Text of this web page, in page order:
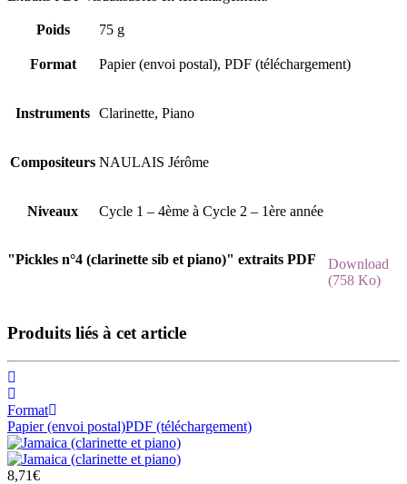
Poids 75 g
Format Papier (envoi postal), PDF (téléchargement)
Instruments Clarinette, Piano
Compositeurs NAULAIS Jérôme
Niveaux Cycle 1 – 4ème à Cycle 2 – 1ère année
"Pickles n°4 (clarinette sib et piano)" extraits PDF
Download
(758 Ko)
Produits liés à cet article
Format
Papier (envoi postal)PDF (téléchargement)
8,71€